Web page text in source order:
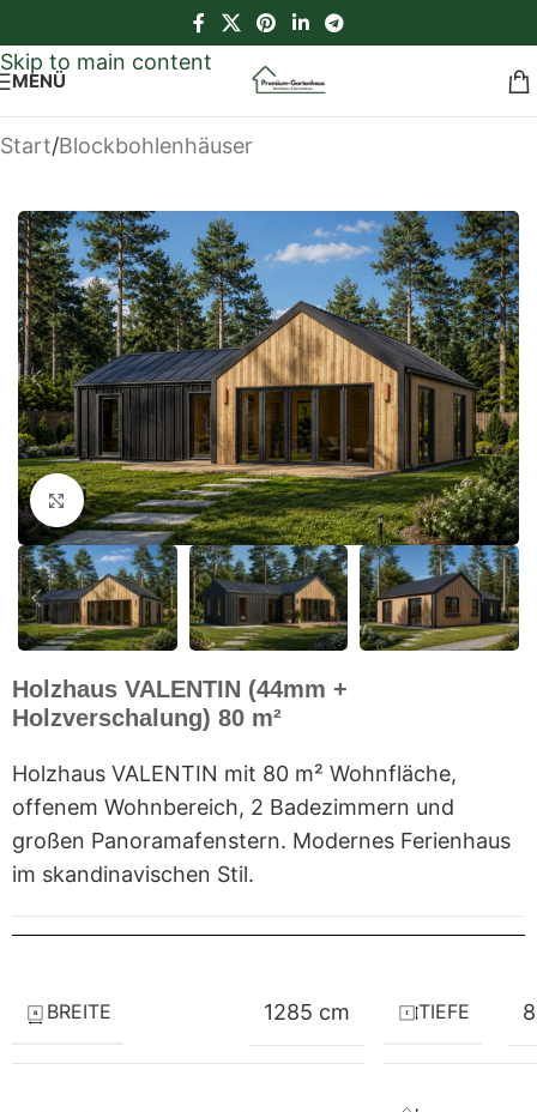
Skip to main content
MENÜ
Start/Blockbohlenhäuser
Klick zum Vergrößern
Holzhaus VALENTIN (44mm +
Holzverschalung) 80 m²
Holzhaus VALENTIN mit 80 m² Wohnfläche,
offenem Wohnbereich, 2 Badezimmern und
großen Panoramafenstern. Modernes Ferienhaus
im skandinavischen Stil.
BREITE 1285 cm TIEFE